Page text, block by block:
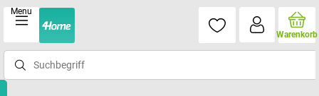
Menu
Warenkorb